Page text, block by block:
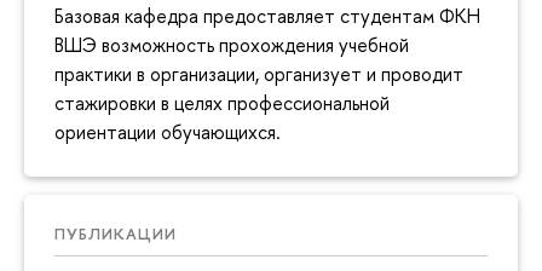
Базовая кафедра предоставляет студентам ФКН
ВШЭ возможность прохождения учебной
практики в организации, организует и проводит
стажировки в целях профессиональной
ориентации обучающихся.
ПУБЛИКАЦИИ